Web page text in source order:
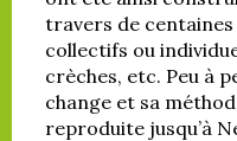
travers de
collectifs ou
crèches, etc. Peu à
change et sa
reproduite jusqu’à